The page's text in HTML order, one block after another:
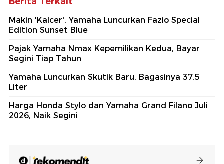
Makin 'Kalcer', Yamaha Luncurkan Fazio Special
Edition Sunset Blue
Pajak Yamaha Nmax Kepemilikan Kedua, Bayar
Segini Tiap Tahun
Yamaha Luncurkan Skutik Baru, Bagasinya 37,5
Liter
Harga Honda Stylo dan Yamaha Grand Filano Juli
2026, Naik Segini